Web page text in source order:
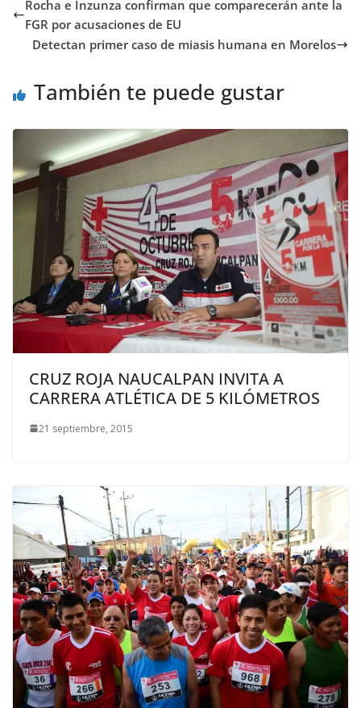
Rocha e Inzunza confirman que comparecerán ante la
FGR por acusaciones de EU
Detectan primer caso de miasis humana en Morelos
También te puede gustar
CRUZ ROJA NAUCALPAN INVITA A
CARRERA ATLÉTICA DE 5 KILÓMETROS
21 septiembre, 2015